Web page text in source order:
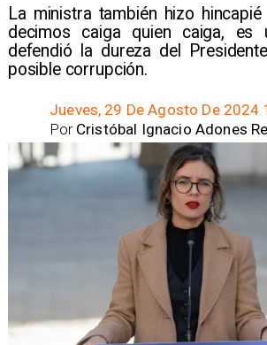
​La ministra también hizo hincapié
decimos caiga quien caiga, es
defendió la dureza del
posible corrupción.
Jueves, 29 De Agosto De 2024
Cristóbal Ignacio Adones
Por